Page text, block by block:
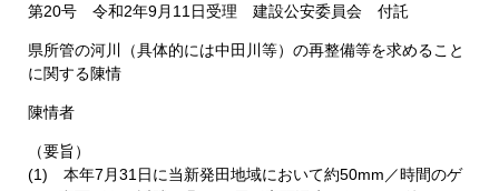
第20号 令和2年9月11日受理 建設公安委員会 付託
県所管の河川（具体的には中田川等）の再整備等を求めること
に関する陳情
陳情者
（要旨）
(1) 本年7月31日に当新発田地域において約50mm／時間のゲ